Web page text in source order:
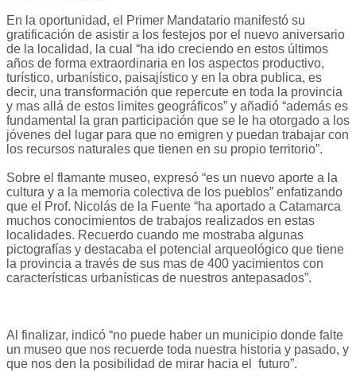
En la oportunidad, el Primer Mandatario manifestó su
gratificación de asistir a los festejos por el nuevo aniversario
de la localidad, la cual “ha ido creciendo en estos últimos
años de forma extraordinaria en los aspectos productivo,
turístico, urbanístico, paisajístico y en la obra publica, es
decir, una transformación que repercute en toda la provincia
y mas allá de estos limites geográficos” y añadió “además es
fundamental la gran participación que se le ha otorgado a los
jóvenes del lugar para que no emigren y puedan trabajar con
los recursos naturales que tienen en su propio territorio”.
Sobre el flamante museo, expresó “es un nuevo aporte a la
cultura y a la memoria colectiva de los pueblos” enfatizando
que el Prof. Nicolás de la Fuente “ha aportado a Catamarca
muchos conocimientos de trabajos realizados en estas
localidades. Recuerdo cuando me mostraba algunas
pictografías y destacaba el potencial arqueológico que tiene
la provincia a través de sus mas de 400 yacimientos con
características urbanísticas de nuestros antepasados”.
Al finalizar, indicó “no puede haber un municipio donde falte
un museo que nos recuerde toda nuestra historia y pasado, y
que nos den la posibilidad de mirar hacia el futuro”.